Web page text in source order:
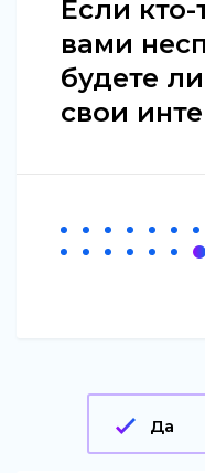
Если кто-
вами
будете
свои
Да